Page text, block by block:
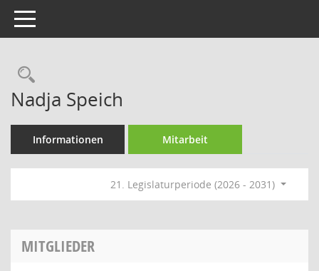
Toggle navigation
Rechercheauswahl
Nadja Speich
Informationen Mitarbeit
21. Legislaturperiode (2026 - 2031)
MITGLIEDER